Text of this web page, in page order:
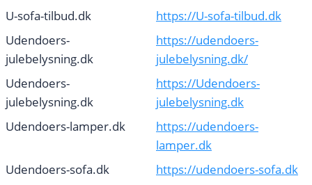
U-sofa-tilbud.dk
https://U-sofa-tilbud.dk
Udendoers-
julebelysning.dk
https://udendoers-
julebelysning.dk/
Udendoers-
julebelysning.dk
https://Udendoers-
julebelysning.dk
Udendoers-lamper.dk
https://udendoers-
lamper.dk
Udendoers-sofa.dk
https://udendoers-sofa.dk